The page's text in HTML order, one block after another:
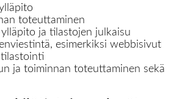
toteuttaminen
ylläpito ja tilastojen julkaisu
esimerkiksi webbisivut
ja toiminnan toteuttaminen sekä